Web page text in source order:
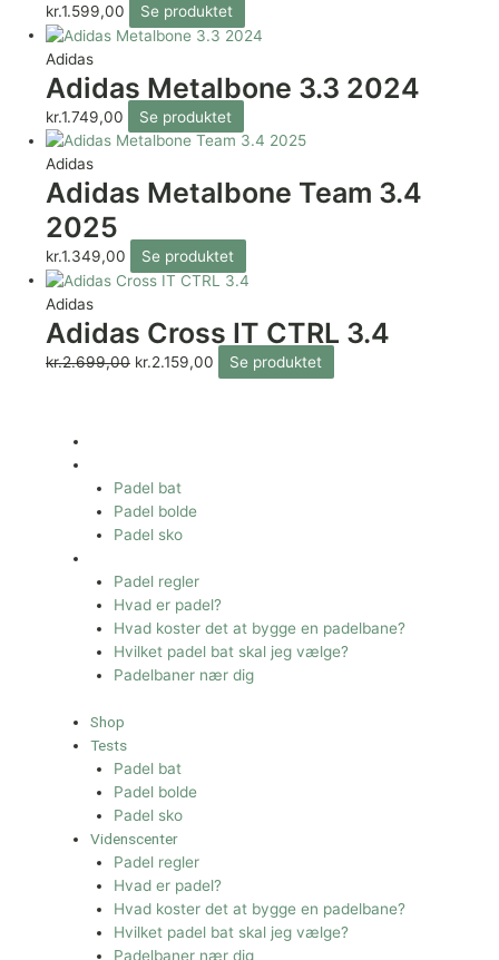
kr.1.599,00 Se produktet
Adidas
Adidas Metalbone 3.3 2024
kr.1.749,00 Se produktet
Adidas
Adidas Metalbone Team 3.4
2025
kr.1.349,00 Se produktet
Adidas
Adidas Cross IT CTRL 3.4
kr.2.699,00 kr.2.159,00 Se produktet
Padel bat
Padel bolde
Padel sko
Padel regler
Hvad er padel?
Hvad koster det at bygge en padelbane?
Hvilket padel bat skal jeg vælge?
Padelbaner nær dig
Shop
Tests
Padel bat
Padel bolde
Padel sko
Videnscenter
Padel regler
Hvad er padel?
Hvad koster det at bygge en padelbane?
Hvilket padel bat skal jeg vælge?
Padelbaner nær dig